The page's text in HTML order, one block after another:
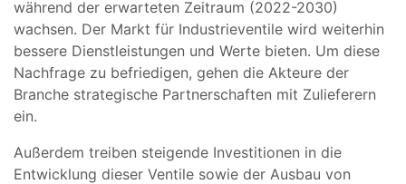
während der erwarteten Zeitraum (2022-2030)
wachsen. Der Markt für Industrieventile wird weiterhin
bessere Dienstleistungen und Werte bieten. Um diese
Nachfrage zu befriedigen, gehen die Akteure der
Branche strategische Partnerschaften mit Zulieferern
ein.
Außerdem treiben steigende Investitionen in die
Entwicklung dieser Ventile sowie der Ausbau von